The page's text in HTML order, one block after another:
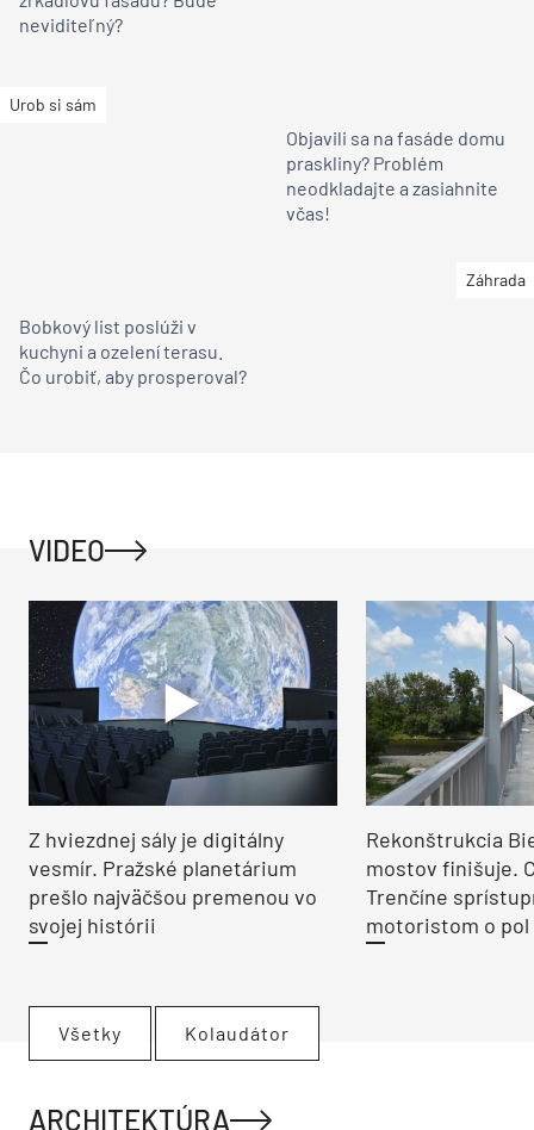
neviditeľný?
Urob si sám
Objavili sa na fasáde domu
praskliny? Problém
neodkladajte a zasiahnite
včas!
Záhrada
Bobkový list poslúži v
kuchyni a ozelení terasu.
Čo urobiť, aby prosperoval?
VIDEO
Z hviezdnej sály je digitálny
vesmír. Pražské planetárium
prešlo najväčšou premenou vo
svojej histórii
Rekonštrukcia
mostov finišuje.
Trenčíne
motoristom o pol
Všetky Kolaudátor
ARCHITEKTÚRA